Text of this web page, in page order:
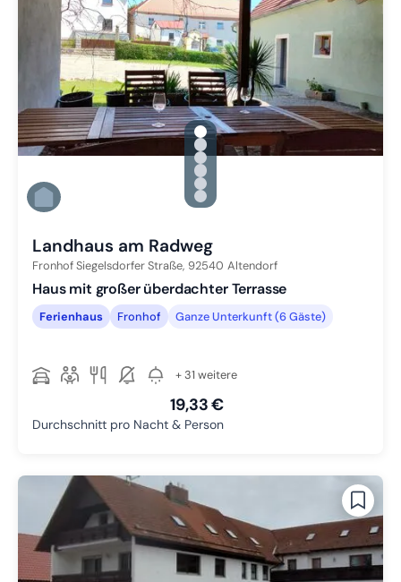
gallery.slide_selector
Zu Slide 1 wechseln
Zu Slide 2 wechseln
Zu Slide 3 wechseln
Zu Slide 4 wechseln
Zu Slide 5 wechseln
Zu Slide 6 wechseln
Landhaus am Radweg
Fronhof Siegelsdorfer Straße, 92540 Altendorf
Haus mit großer überdachter Terrasse
Ferienhaus Fronhof Ganze Unterkunft (6 Gäste)
+ 31 weitere
19,33 €
Durchschnitt pro Nacht & Person